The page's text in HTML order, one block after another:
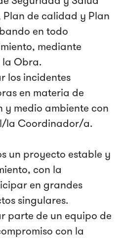
de calidad y Plan
en todo
mediante
la Obra.
los incidentes
en materia de
y medio ambiente con
la Coordinador/a.
un proyecto estable y
con la
en grandes
singulares.
parte de un equipo de
con la